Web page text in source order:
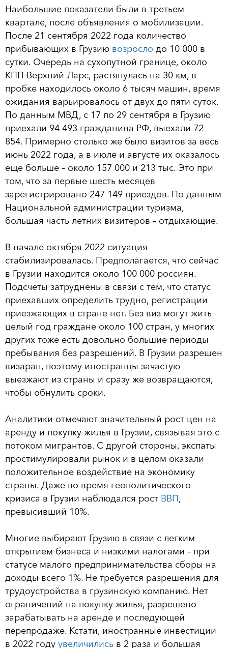
Наибольшие показатели были в третьем
квартале, после объявления о мобилизации.
После 21 сентября 2022 года количество
прибывающих в Грузию возросло до 10 000 в
сутки. Очередь на сухопутной границе, около
КПП Верхний Ларс, растянулась на 30 км, в
пробке находилось около 6 тысяч машин, время
ожидания варьировалось от двух до пяти суток.
По данным МВД, с 17 по 29 сентября в Грузию
приехали 94 493 гражданина РФ, выехали 72
854. Примерно столько же было визитов за весь
июнь 2022 года, а в июле и августе их оказалось
еще больше – около 157 000 и 213 тыс. Это при
том, что за первые шесть месяцев
зарегистрировано 247 149 приездов. По данным
Национальной администрации туризма,
большая часть летних визитеров – отдыхающие.
В начале октября 2022 ситуация
стабилизировалась. Предполагается, что сейчас
в Грузии находится около 100 000 россиян.
Подсчеты затруднены в связи с тем, что статус
приехавших определить трудно, регистрации
приезжающих в стране нет. Без виз могут жить
целый год граждане около 100 стран, у многих
других тоже есть довольно большие периоды
пребывания без разрешений. В Грузии разрешен
визаран, поэтому иностранцы зачастую
выезжают из страны и сразу же возвращаются,
чтобы обнулить сроки.
Аналитики отмечают значительный рост цен на
аренду и покупку жилья в Грузии, связывая это с
потоком мигрантов. С другой стороны, экспаты
простимулировали рынок и в целом оказали
положительное воздействие на экономику
страны. Даже во время геополитического
кризиса в Грузии наблюдался рост ВВП,
превысивший 10%.
Многие выбирают Грузию в связи с легким
открытием бизнеса и низкими налогами – при
статусе малого предпринимательства сборы на
доходы всего 1%. Не требуется разрешения для
трудоустройства в грузинскую компанию. Нет
ограничений на покупку жилья, разрешено
зарабатывать на аренде и последующей
перепродаже. Кстати, иностранные инвестиции
в 2022 году увеличились в 2 раза и большая